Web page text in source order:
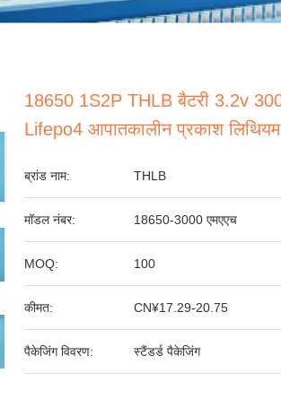
18650 1S2P THLB बैटरी 3.2v
Lifepo4 आपातकालीन प्रकाश लिथियम
ब्रांड नाम: THLB
मॉडल नंबर: 18650-3000 एमएएच
MOQ: 100
कीमत: CN¥17.29-20.75
पैकेजिंग विवरण: स्टैंडर्ड पैकेजिंग